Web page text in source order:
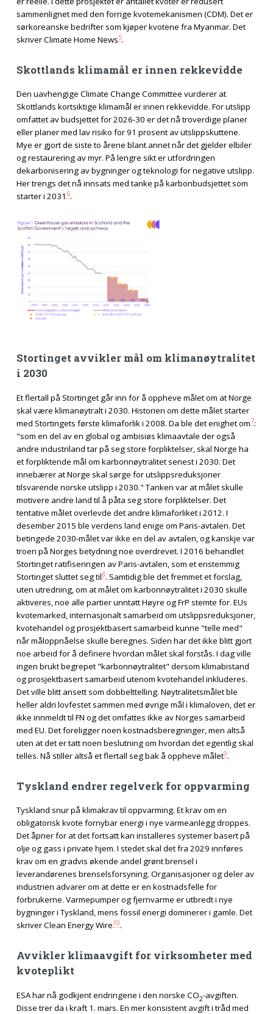
sammenlignet med den forrige kvotemekanismen (CDM). Det er
sørkoreanske bedrifter som kjøper kvotene fra Myanmar. Det
skriver Climate Home News5.
Skottlands klimamål er innen rekkevidde
Den uavhengige Climate Change Committee vurderer at
Skottlands kortsiktige klimamål er innen rekkevidde. For utslipp
omfattet av budsjettet for 2026-30 er det nå troverdige planer
eller planer med lav risiko for 91 prosent av utslippskuttene.
Mye er gjort de siste to årene blant annet når det gjelder elbiler
og restaurering av myr. På lengre sikt er utfordringen
dekarbonisering av bygninger og teknologi for negative utslipp.
Her trengs det nå innsats med tanke på karbonbudsjettet som
starter i 2031 6.
Stortinget avvikler mål om klimanøytralitet
i 2030
Et flertall på Stortinget går inn for å oppheve målet om at Norge
skal være klimanøytralt i 2030. Historien om dette målet starter
med Stortingets første klimaforlik i 2008. Da ble det enighet om7:
"som en del av en global og ambisiøs klimaavtale der også
andre industriland tar på seg store forpliktelser, skal Norge ha
et forpliktende mål om karbonnøytralitet senest i 2030. Det
innebærer at Norge skal sørge for utslippsreduksjoner
tilsvarende norske utslipp i 2030." Tanken var at målet skulle
motivere andre land til å påta seg store forpliktelser. Det
tentative målet overlevde det andre klimaforliket i 2012. I
desember 2015 ble verdens land enige om Paris-avtalen. Det
betingede 2030-målet var ikke en del av avtalen, og kanskje var
troen på Norges betydning noe overdrevet. I 2016 behandlet
Stortinget ratifiseringen av Paris-avtalen, som et enstemmig
Stortinget sluttet seg til8. Samtidig ble det fremmet et forslag,
uten utredning, om at målet om karbonnøytralitet i 2030 skulle
aktiveres, noe alle partier unntatt Høyre og FrP stemte for. EUs
kvotemarked, internasjonalt samarbeid om utslippsreduksjoner,
kvotehandel og prosjektbasert samarbeid kunne "telle med"
når måloppnåelse skulle beregnes. Siden har det ikke blitt gjort
noe arbeid for å definere hvordan målet skal forstås. I dag ville
ingen brukt begrepet "karbonnøytralitet" dersom klimabistand
og prosjektbasert samarbeid utenom kvotehandel inkluderes.
Det ville blitt ansett som dobbelttelling. Nøytralitetsmålet ble
heller aldri lovfestet sammen med øvrige mål i klimaloven, det er
ikke innmeldt til FN og det omfattes ikke av Norges samarbeid
med EU. Det foreligger noen kostnadsberegninger, men altså
uten at det er tatt noen beslutning om hvordan det egentlig skal
telles. Nå stiller altså et flertall seg bak å oppheve målet9.
Tyskland endrer regelverk for oppvarming
Tyskland snur på klimakrav til oppvarming. Et krav om en
obligatorisk kvote fornybar energi i nye varmeanlegg droppes.
Det åpner for at det fortsatt kan installeres systemer basert på
olje og gass i private hjem. I stedet skal det fra 2029 innføres
krav om en gradvis økende andel grønt brensel i
leverandørenes brenselsforsyning. Organisasjoner og deler av
industrien advarer om at dette er en kostnadsfelle for
forbrukerne. Varmepumper og fjernvarme er utbredt i nye
bygninger i Tyskland, mens fossil energi dominerer i gamle. Det
skriver Clean Energy Wire10.
Avvikler klimaavgift for virksomheter med
kvoteplikt
ESA har nå godkjent endringene i den norske CO2-avgiften.
Disse trer da i kraft 1. mars. En mer konsistent avgift i tråd med